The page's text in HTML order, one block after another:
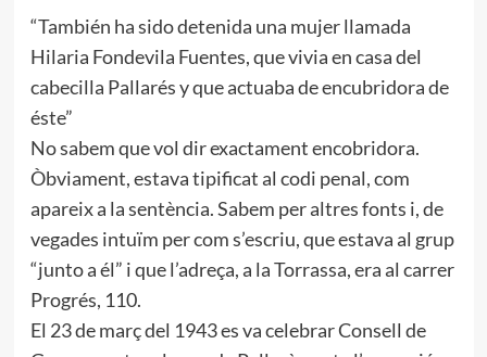
“También ha sido detenida una mujer llamada
Hilaria Fondevila Fuentes, que vivia en casa del
cabecilla Pallarés y que actuaba de encubridora de
éste”
No sabem que vol dir exactament encobridora.
Òbviament, estava tipificat al codi penal, com
apareix a la sentència. Sabem per altres fonts i, de
vegades intuïm per com s’escriu, que estava al grup
“junto a él” i que l’adreça, a la Torrassa, era al carrer
Progrés, 110.
El 23 de març del 1943 es va celebrar Consell de